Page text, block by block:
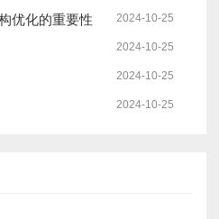
2024-10-25
优化的重要性
2024-10-25
2024-10-25
2024-10-25